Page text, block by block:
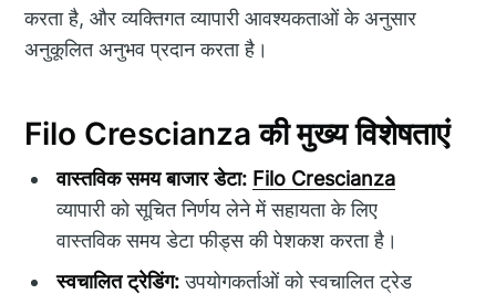
करता है, और व्यक्तिगत व्यापारी आवश्यकताओं के अनुसार
अनुकूलित अनुभव प्रदान करता है।
Filo Crescianza की मुख्य विशेषताएं
वास्तविक समय बाजार डेटा: Filo Crescianza
व्यापारी को सूचित निर्णय लेने में सहायता के लिए
वास्तविक समय डेटा फीड्स की पेशकश करता है।
स्वचालित ट्रेडिंग:उपयोगकर्ताओं को स्वचालित ट्रेड